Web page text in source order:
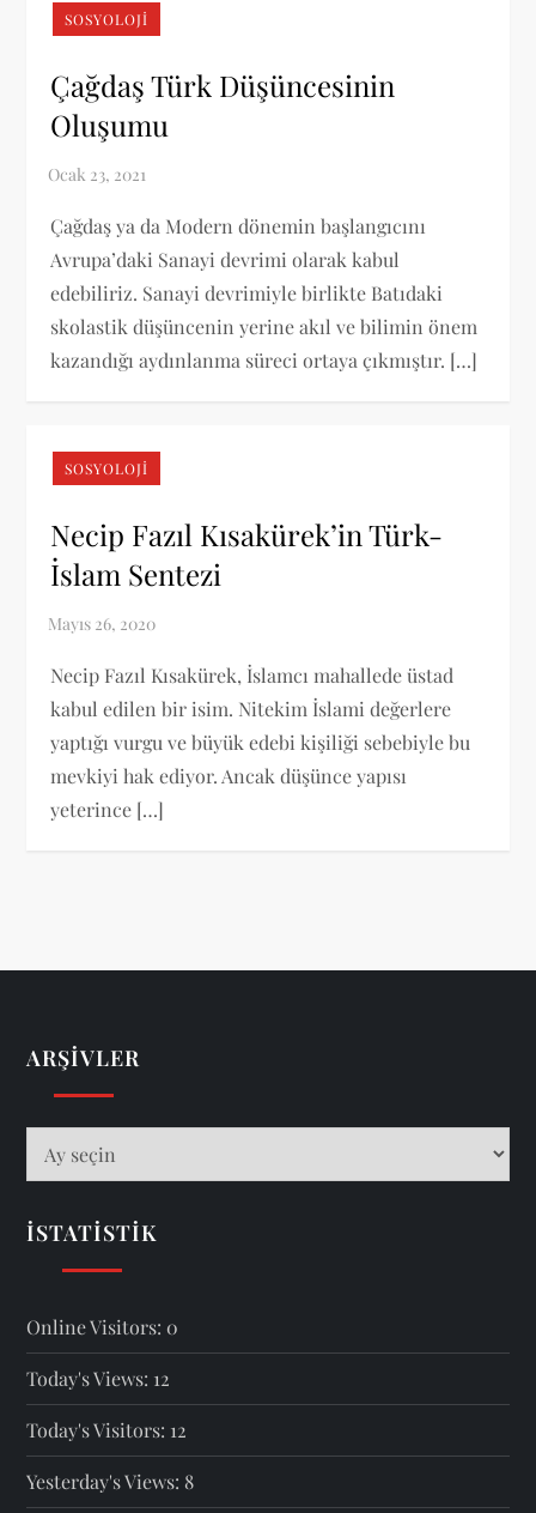
SOSYOLOJI
Çağdaş Türk Düşüncesinin
Oluşumu
Çağdaş ya da Modern dönemin başlangıcını
Avrupa’daki Sanayi devrimi olarak kabul
edebiliriz. Sanayi devrimiyle birlikte Batıdaki
skolastik düşüncenin yerine akıl ve bilimin önem
kazandığı aydınlanma süreci ortaya çıkmıştır. […]
SOSYOLOJI
Necip Fazıl Kısakürek’in Türk-
İslam Sentezi
Necip Fazıl Kısakürek, İslamcı mahallede üstad
kabul edilen bir isim. Nitekim İslami değerlere
yaptığı vurgu ve büyük edebi kişiliği sebebiyle bu
mevkiyi hak ediyor. Ancak düşünce yapısı
yeterince […]
ARŞIVLER
İSTATISTIK
Online Visitors: 0
Today's Views: 12
Today's Visitors: 12
Yesterday's Views:8